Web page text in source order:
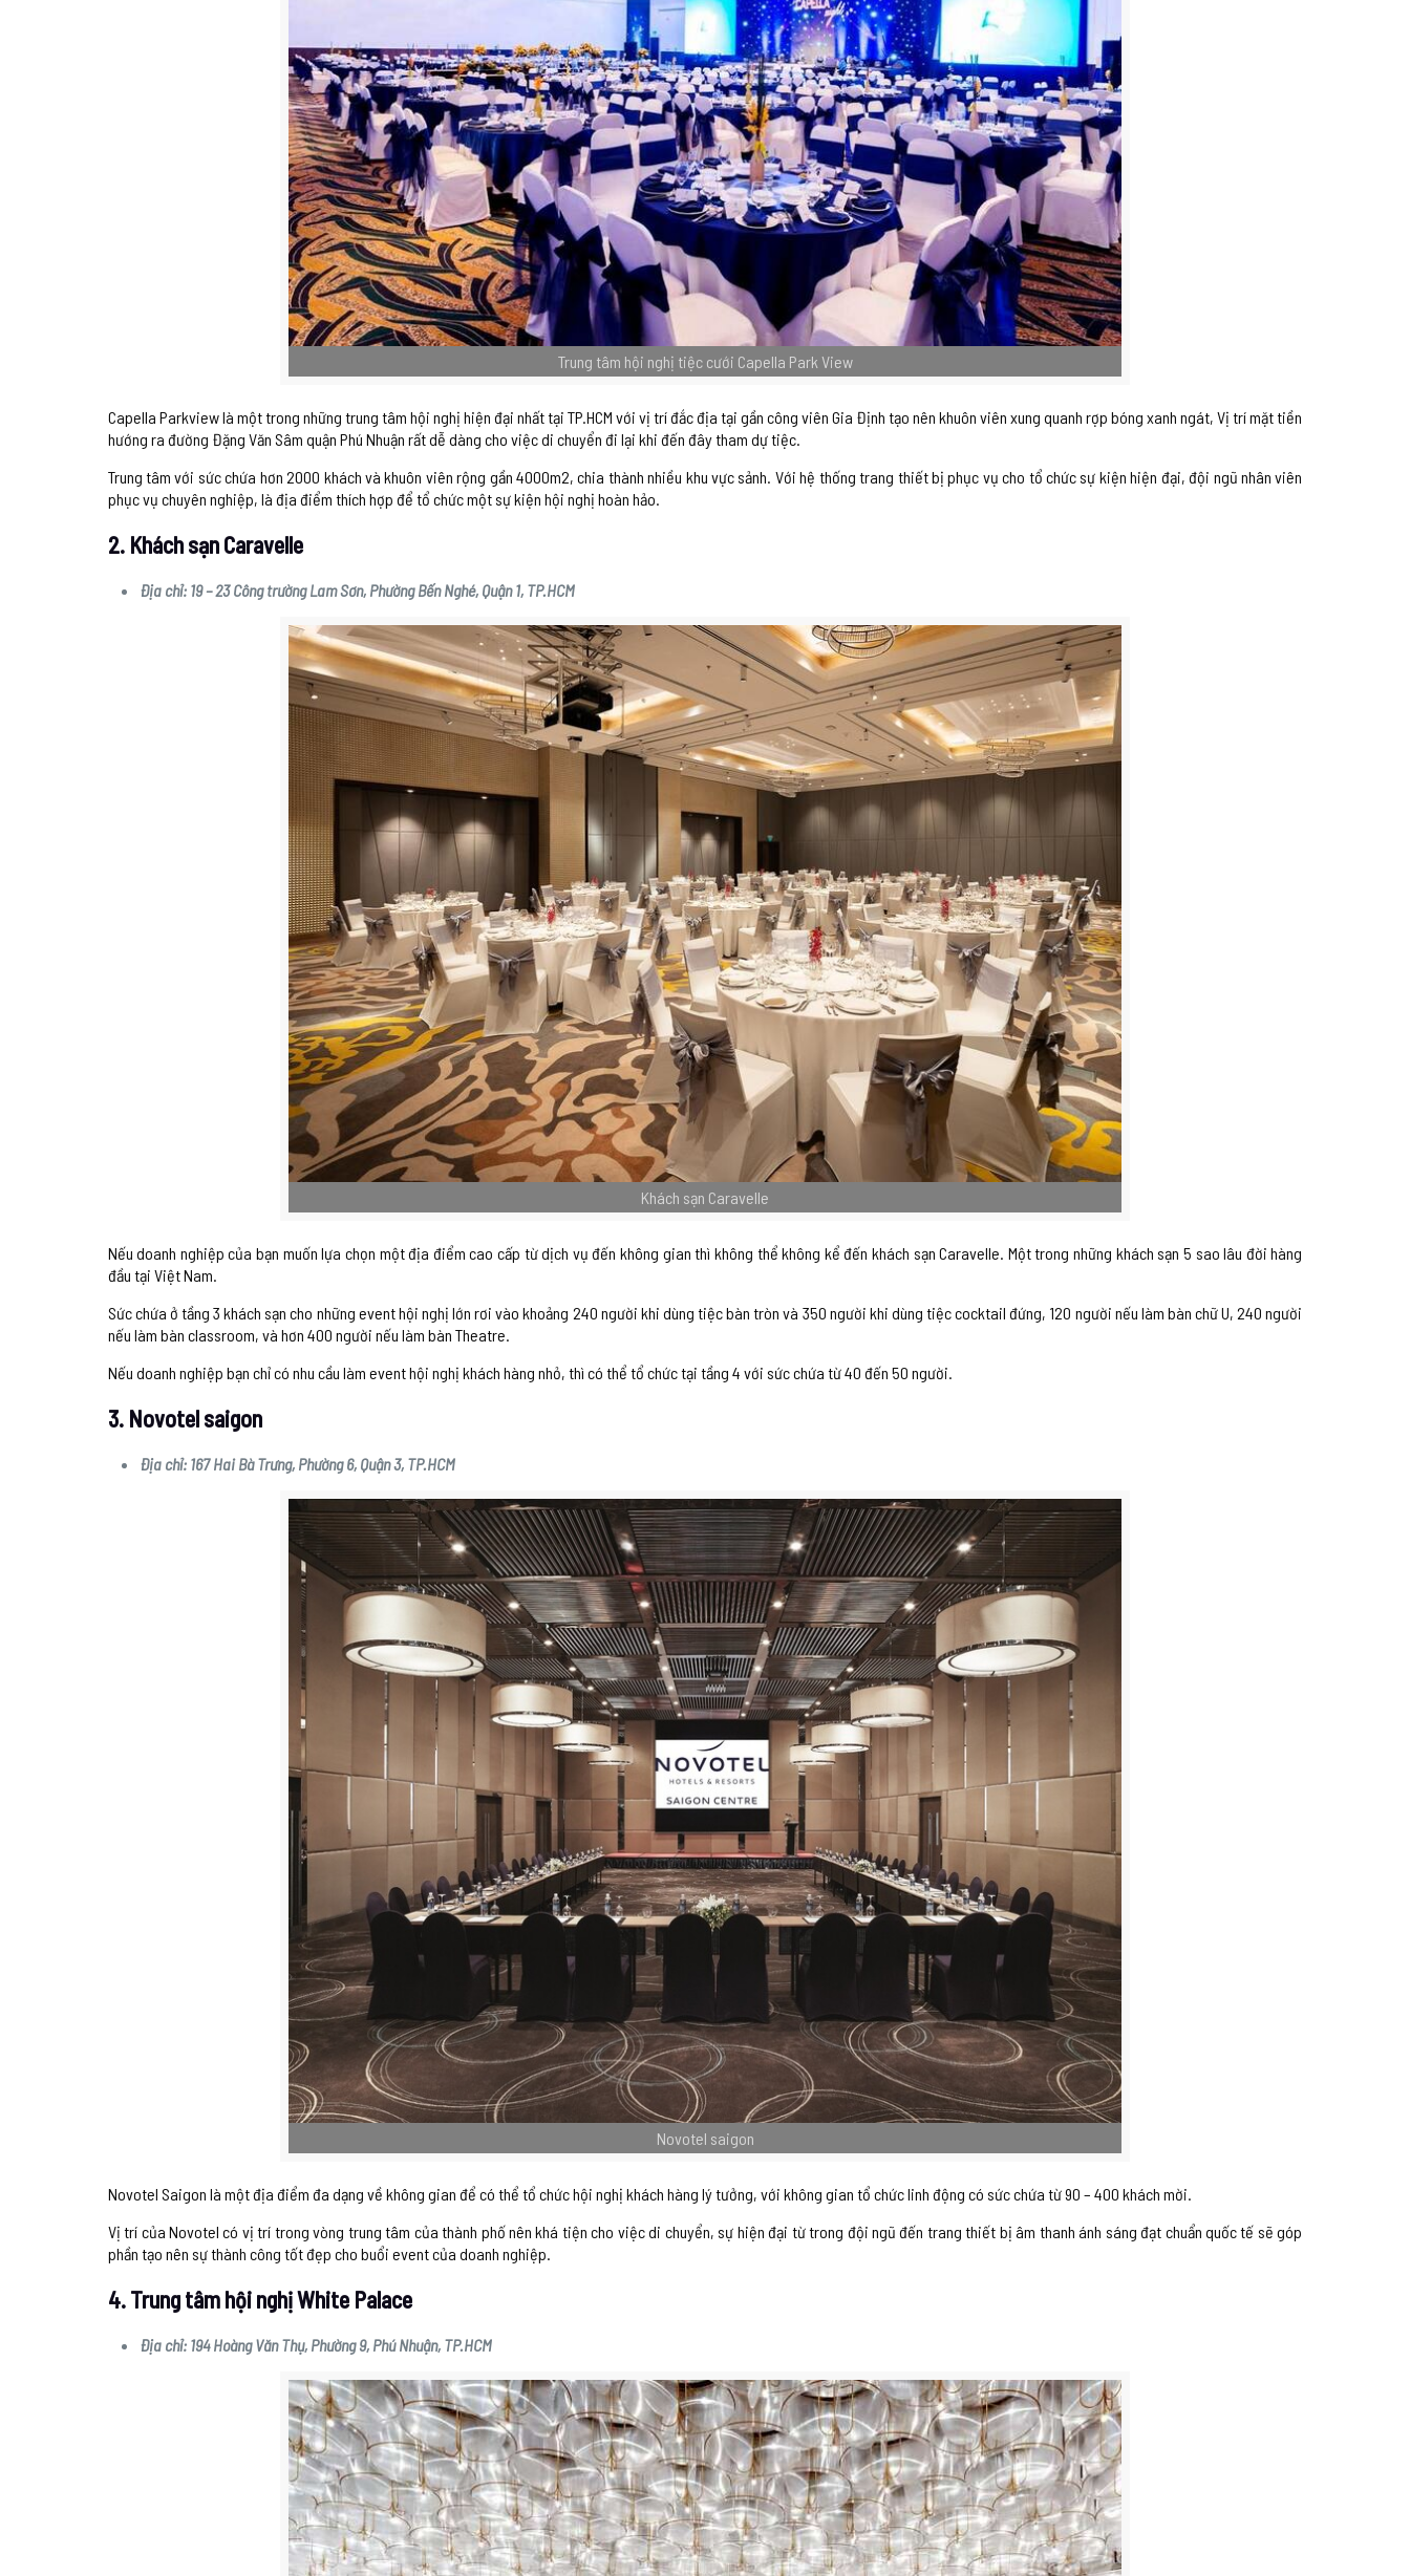
Trung tâm hội nghị tiệc cưới Capella Park View
Capella Parkview là một trong những trung tâm hội nghị hiện đại nhất tại TP.HCM với vị trí đắc địa tại gần công viên Gia Định tạo nên khuôn viên xung quanh rợp bóng xanh ngát, Vị trí mặt tiền
hướng ra đường Đặng Văn Sâm quận Phú Nhuận rất dễ dàng cho việc di chuyển đi lại khi đến đây tham dự tiệc.
Trung tâm với sức chứa hơn 2000 khách và khuôn viên rộng gần 4000m2, chia thành nhiều khu vực sảnh. Với hệ thống trang thiết bị phục vụ cho tổ chức sự kiện hiện đại, đội ngũ nhân viên
phục vụ chuyên nghiệp, là địa điểm thích hợp để tổ chức một sự kiện hội nghị hoàn hảo.
2. Khách sạn Caravelle
Địa chỉ: 19 – 23 Công trường Lam Sơn, Phường Bến Nghé, Quận 1, TP.HCM
Khách sạn Caravelle
Nếu doanh nghiệp của bạn muốn lựa chọn một địa điểm cao cấp từ dịch vụ đến không gian thì không thể không kể đến khách sạn Caravelle. Một trong những khách sạn 5 sao lâu đời hàng
đầu tại Việt Nam.
Sức chứa ở tầng 3 khách sạn cho những event hội nghị lớn rơi vào khoảng 240 người khi dùng tiệc bàn tròn và 350 người khi dùng tiệc cocktail đứng, 120 người nếu làm bàn chữ U, 240 người
nếu làm bàn classroom, và hơn 400 người nếu làm bàn Theatre.
Nếu doanh nghiệp bạn chỉ có nhu cầu làm event hội nghị khách hàng nhỏ, thì có thể tổ chức tại tầng 4 với sức chứa từ 40 đến 50 người.
3. Novotel saigon
Địa chỉ: 167 Hai Bà Trưng, Phường 6, Quận 3, TP.HCM
Novotel saigon
Novotel Saigon là một địa điểm đa dạng về không gian để có thể tổ chức hội nghị khách hàng lý tưởng, với không gian tổ chức linh động có sức chứa từ 90 – 400 khách mời.
Vị trí của Novotel có vị trí trong vòng trung tâm của thành phố nên khá tiện cho việc di chuyển, sự hiện đại từ trong đội ngũ đến trang thiết bị âm thanh ánh sáng đạt chuẩn quốc tế sẽ góp
phần tạo nên sự thành công tốt đẹp cho buổi event của doanh nghiệp.
4. Trung tâm hội nghị White Palace
Địa chỉ: 194 Hoàng Văn Thụ, Phường 9, Phú Nhuận, TP.HCM